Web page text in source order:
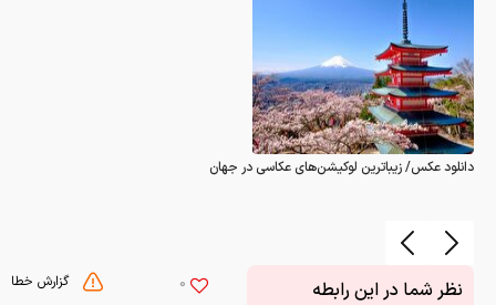
دانلود عکس/ زیباترین لوکیشن‌های عکاسی در جهان
گزارش خطا 0
نظر شما در این رابطه